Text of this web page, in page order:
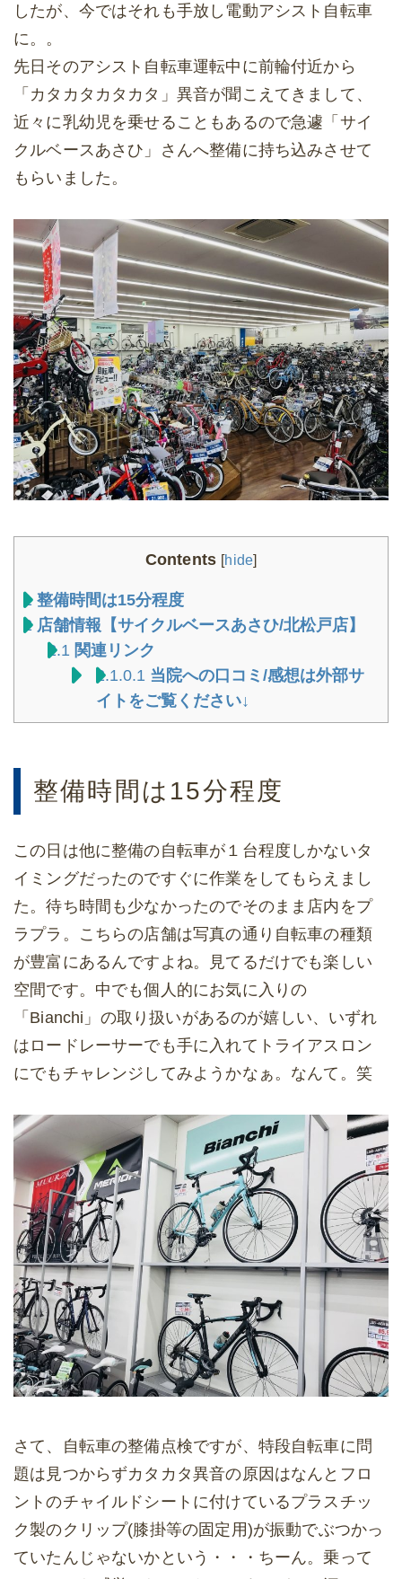
したが、今ではそれも手放し電動アシスト自転車
に。。
先日そのアシスト自転車運転中に前輪付近から
「カタカタカタカタ」異音が聞こえてきまして、
近々に乳幼児を乗せることもあるので急遽「サイ
クルベースあさひ」さんへ整備に持ち込みさせて
もらいました。
Contents [hide]
1整備時間は15分程度
2店舗情報【サイクルベースあさひ/北松戸店】
2.1 関連リンク
2.1.0.1 当院への口コミ/感想は外部サ
イトをご覧ください↓
整備時間は15分程度
この日は他に整備の自転車が１台程度しかないタ
イミングだったのですぐに作業をしてもらえまし
た。待ち時間も少なかったのでそのまま店内をプ
ラプラ。こちらの店舗は写真の通り自転車の種類
が豊富にあるんですよね。見てるだけでも楽しい
空間です。中でも個人的にお気に入りの
「Bianchi」の取り扱いがあるのが嬉しい、いずれ
はロードレーサーでも手に入れてトライアスロン
にでもチャレンジしてみようかなぁ。なんて。笑
さて、自転車の整備点検ですが、特段自転車に問
題は見つからずカタカタ異音の原因はなんとフロ
ントのチャイルドシートに付けているプラスチッ
ク製のクリップ(膝掛等の固定用)が振動でぶつかっ
ていたんじゃないかという・・・ちーん。乗って